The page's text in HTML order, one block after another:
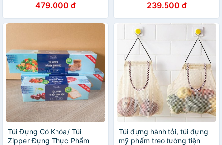
túi đựng thực phẩm
479.000 đ
túi đựng thực phẩm
239.500 đ
Túi Đựng Có Khóa/ Túi
Zipper Đựng Thực Phẩm
Túi đựng hành tỏi, túi đựng
mỹ phẩm treo tường tiện